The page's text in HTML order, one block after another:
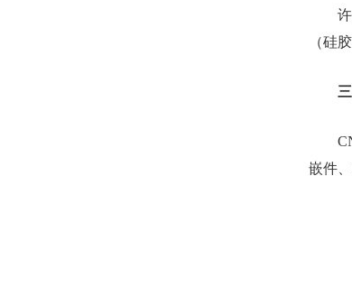
许多
（硅
CNC
嵌件